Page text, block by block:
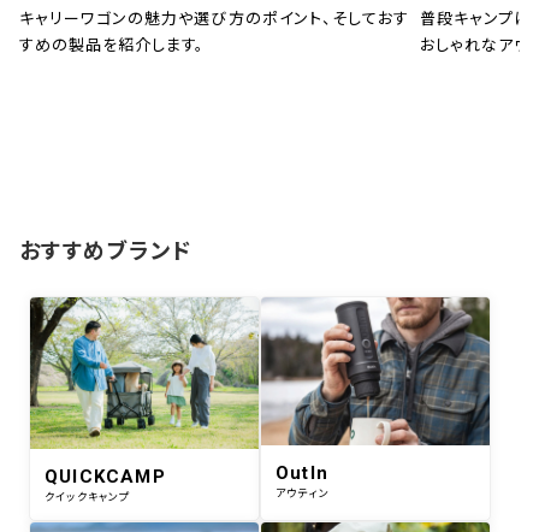
キャリーワゴンの魅力や選び方のポイント、そしておす
すめの製品を紹介します。
普段キャンプに
おしゃれなアウ
おすすめブランド
QUICKCAMP
クイックキャンプ
OutIn
アウティン